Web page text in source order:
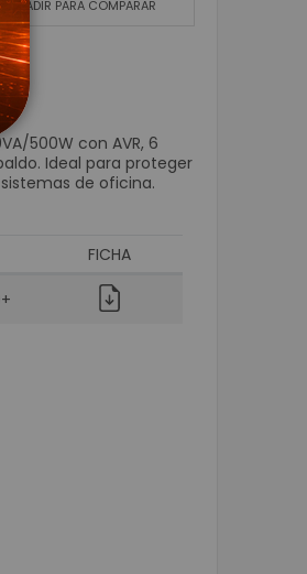
AÑADIR PARA COMPARAR
500W con AVR, 6
Ideal para proteger
de oficina.
FICHA